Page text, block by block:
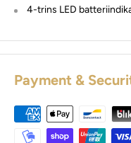
4-trins LED
Payment &